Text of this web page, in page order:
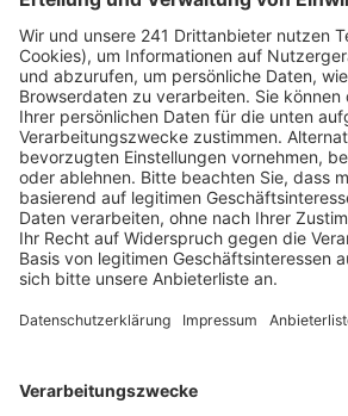
Straßenbauverwaltungen – und auch
Verdi-Chef Werneke kündigte
Warnstreiks notwendig seien, werde
Beteiligung aufrufen. Betroffen sein
unter anderem angestellte
Polizeiangestellte, Klinikpersonal
bei Schnee und Glätte.
Anzeige
Möglicherweise steht ein